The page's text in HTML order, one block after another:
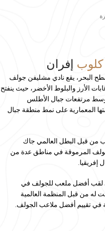
إفران
فوق مستوى سطح البحر، يقع نادي مشليفن جولف
الأرز والبلوط الأخضر، حيث ينفتح
مرتفعات جبال الأطلس
المعمارية على نمط منطقة جبال
من قبل البطل العالمي جاك
المرموقة في مناطق عدة من
إفريقيا.
أفضل ملعب للجولف في
التي منحت له من قبل المنظمة العالمية
في تقييم أفضل ملاعب الجولف.